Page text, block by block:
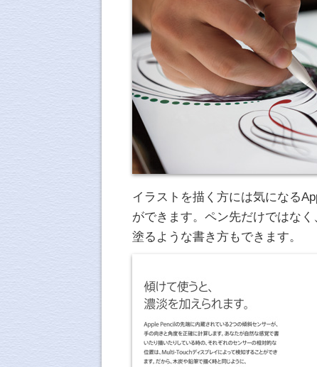
イラストを描く方には気になる
ができます。ペン先だけではな
塗るような書き方もできます。